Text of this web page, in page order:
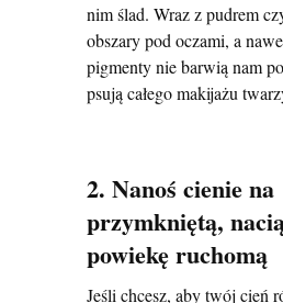
nim ślad. Wraz z pudrem
obszary pod oczami, a
pigmenty nie barwią nam
psują całego makijażu
2. Nanoś cienie na
przymkniętą,
powiekę ruchomą
Jeśli chcesz, aby twój cień